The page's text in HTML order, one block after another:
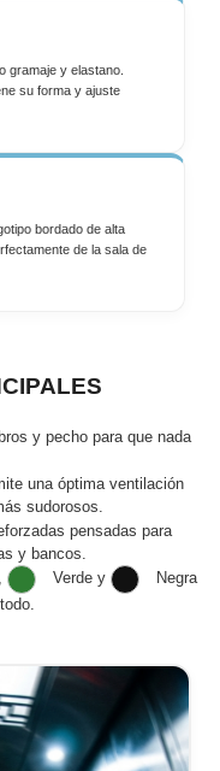
gramaje y elastano.
su forma y ajuste
bordado de alta
de la sala de
y pecho para que nada
una óptima ventilación
sudorosos.
pensadas para
y bancos.
Verde y
Negra